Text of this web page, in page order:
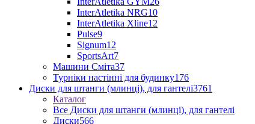
InterAtletika NRG10
InterAtletika Xline12
Pulse9
Signum12
SportsArt7
Машини Сміта37
Турніки настінні для будинку176
Диски для штанги (млинці), для гантелі3761
Каталог
Все Диски для штанги (млинці), для гантелі
Диски566